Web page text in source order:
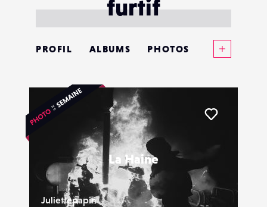
furtif
PROFIL ALBUMS PHOTOS
CONTACTS
ÉVÉNEMENTS
FAVORIS
La Haine
Juliettepapin